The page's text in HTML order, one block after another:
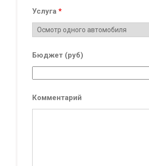
Услуга *
Бюджет (руб)
Комментарий